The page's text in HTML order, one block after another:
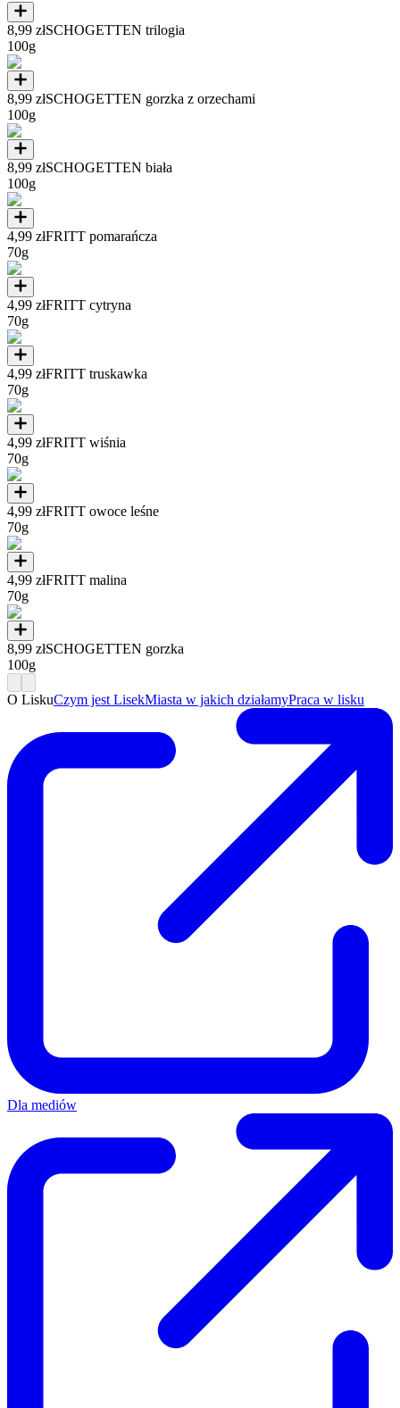
8,99 złSCHOGETTEN trilogia
100g
8,99 złSCHOGETTEN gorzka z orzechami
100g
8,99 złSCHOGETTEN biała
100g
4,99 złFRITT pomarańcza
70g
4,99 złFRITT cytryna
70g
4,99 złFRITT truskawka
70g
4,99 złFRITT wiśnia
70g
4,99 złFRITT owoce leśne
70g
4,99 złFRITT malina
70g
8,99 złSCHOGETTEN gorzka
100g
O LiskuCzym jest LisekMiasta w jakich działamyPraca w lisku
Dla mediów